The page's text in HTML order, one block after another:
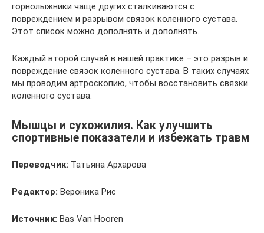
горнолыжники чаще других сталкиваются с
повреждением и разрывом связок коленного сустава.
Этот список можно дополнять и дополнять…
Каждый второй случай в нашей практике – это разрыв и
повреждение связок коленного сустава. В таких случаях
мы проводим артроскопию, чтобы восстановить связки
коленного сустава.
Мышцы и сухожилия. Как улучшить
спортивные показатели и избежать травм
Переводчик: Татьяна Архарова
Редактор: Вероника Рис
Источник: Bas Van Hooren